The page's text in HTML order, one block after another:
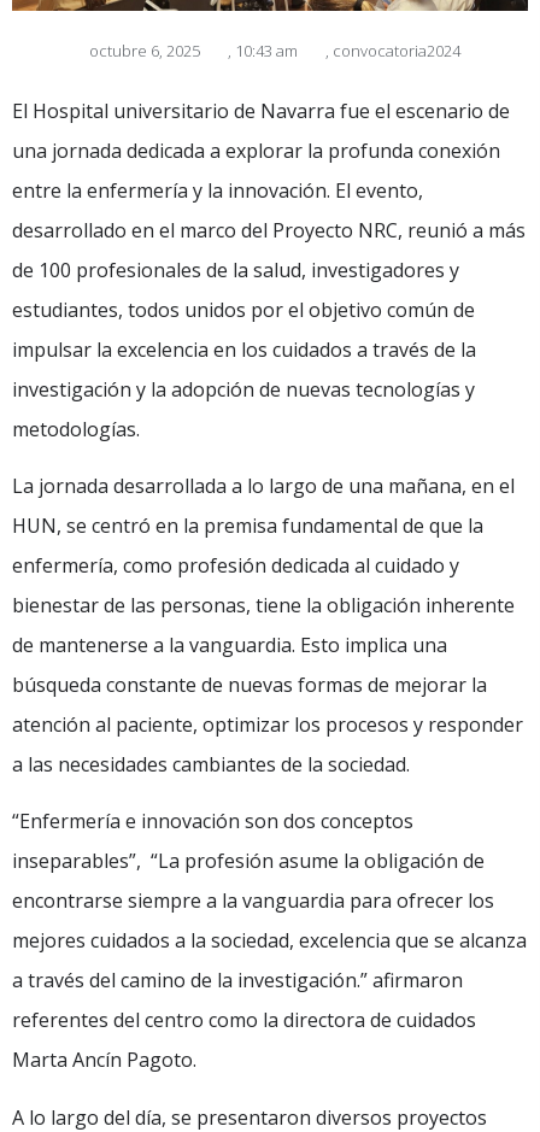
octubre 6, 2025 10:43 am convocatoria2024
El Hospital universitario de Navarra fue el escenario de
una jornada dedicada a explorar la profunda conexión
entre la enfermería y la innovación. El evento,
desarrollado en el marco del Proyecto NRC, reunió a más
de 100 profesionales de la salud, investigadores y
estudiantes, todos unidos por el objetivo común de
impulsar la excelencia en los cuidados a través de la
investigación y la adopción de nuevas tecnologías y
metodologías.
La jornada desarrollada a lo largo de una mañana, en el
HUN, se centró en la premisa fundamental de que la
enfermería, como profesión dedicada al cuidado y
bienestar de las personas, tiene la obligación inherente
de mantenerse a la vanguardia. Esto implica una
búsqueda constante de nuevas formas de mejorar la
atención al paciente, optimizar los procesos y responder
a las necesidades cambiantes de la sociedad.
“Enfermería e innovación son dos conceptos
inseparables”, “La profesión asume la obligación de
encontrarse siempre a la vanguardia para ofrecer los
mejores cuidados a la sociedad, excelencia que se alcanza
a través del camino de la investigación.” afirmaron
referentes del centro como la directora de cuidados
Marta Ancín Pagoto.
A lo largo del día, se presentaron diversos proyectos